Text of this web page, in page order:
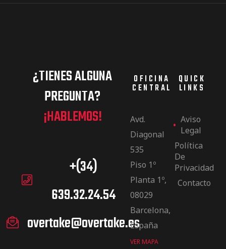
¿TIENES ALGUNA
PREGUNTA?
¡HABLEMOS!
+(34)
639.32.24.54
overtake@overtake.es
OFICINA
CENTRAL
Avd.
Diagonal
535
Piso 1º
Planta 1º,
08029
Barcelona,
España
VER MAPA
QUICK
LINKS
Aviso
Legal
Política
De
Privacidad
Contacto